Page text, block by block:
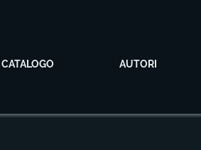
CATALOGO AUTORI